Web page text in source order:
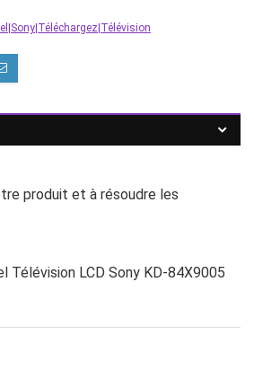
produit et à résoudre les
Télévision LCD Sony KD-84X9005